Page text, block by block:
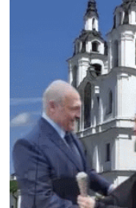
автокефалии